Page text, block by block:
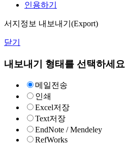
인용하기
서지정보 내보내기(Export)
닫기
내보내기 형태를 선택하세요
메일전송
인쇄
Excel저장
Text저장
EndNote / Mendeley
RefWorks